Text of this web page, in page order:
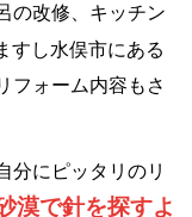
の改修、キッチン
すし水俣市にある
フォーム内容もさ
分にピッタリのリ
漠で針を探すよ